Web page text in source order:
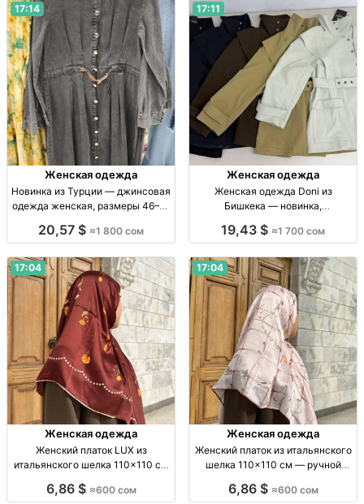
17:14
Женская одежда
Новинка из Турции — джинсовая
одежда женская, размеры 46–52
Турция, р-р 46–52, новинка
20,57 $ ≈1 800 сом
17:11
Женская одежда
Женская одежда Doni из
Бишкека — новинка,
Женская одежда Doni, пр-во
19,43 $ ≈1 700 сом
17:04
Женская одежда
Женский платок LUX из
итальянского шелка 110×110 см
LUX, итал. шелк, 110×110 см,
6,86 $ ≈600 сом
17:04
Женская одежда
Женский платок из итальянского
шелка 110×110 см — ручной
110×110 см, Китай, ручн. подгиб.
6,86 $ ≈600 сом